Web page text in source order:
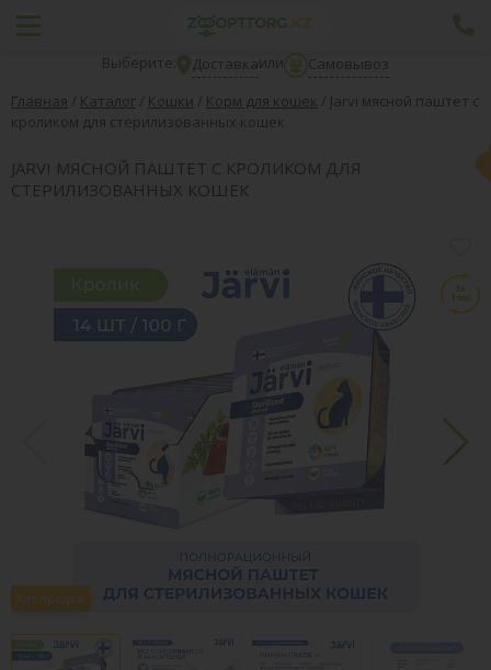
Выберите: Доставкаили
Самовывоз
Главная / Каталог / Кошки / Корм для кошек / Jarvi мясной паштет с
кроликом для стерилизованных кошек
JARVI МЯСНОЙ ПАШТЕТ С КРОЛИКОМ ДЛЯ
СТЕРИЛИЗОВАННЫХ КОШЕК
Хит продаж